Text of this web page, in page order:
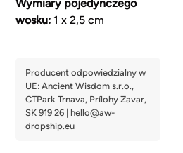
Wymiary pojedynczego
wosku:1 x 2,5 cm